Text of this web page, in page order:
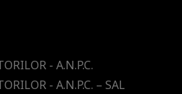
- A.N.P.C.
- A.N.P.C. – SAL